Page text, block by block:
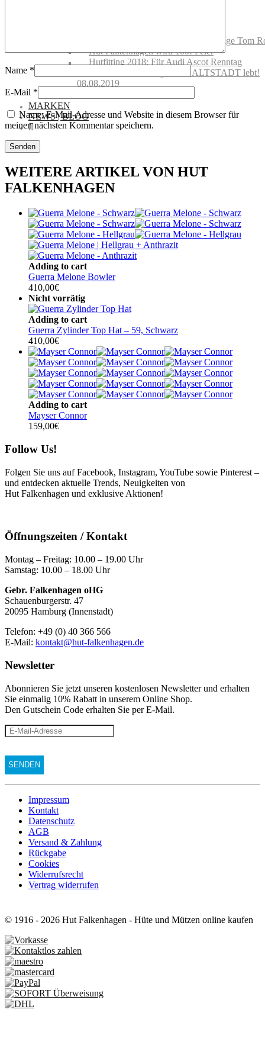
Hut Falkenhagen wird 100! Vernissage Tom
Hut Falkenhagen wird 100! Feier
Hutfitting 2018: Für Audi Ascot Renntag
Offizielle Eröffnung – DIE ALTSTADT lebt!
08.08.2019
MARKEN
NEWS | BLOG
Name *
E-Mail *
Name, E-Mail-Adresse und Website in diesem Browser für
meinen nächsten Kommentar speichern.
WEITERE ARTIKEL VON HUT
FALKENHAGEN
Adding to cart
Guerra Melone Bowler
410,00€
Nicht vorrätig
Adding to cart
Guerra Zylinder Top Hat – 59, Schwarz
410,00€
Adding to cart
Mayser Connor
159,00€
Follow Us!
Folgen Sie uns auf Facebook, Instagram, YouTube sowie Pinterest –
und entdecken aktuelle Trends, Neuigkeiten von
Hut Falkenhagen und exklusive Aktionen!
Öffnungszeiten / Kontakt
Montag – Freitag: 10.00 – 19.00 Uhr
Samstag: 10.00 – 18.00 Uhr
Gebr. Falkenhagen oHG
Schauenburgerstr. 47
20095 Hamburg (Innenstadt)
Telefon: +49 (0) 40 366 566
E-Mail: kontakt@hut-falkenhagen.de
Newsletter
Abonnieren Sie jetzt unseren kostenlosen Newsletter und erhalten
Sie einmalig 10% Rabatt in unserem Online Shop.
Den Gutschein Code erhalten Sie per E-Mail.
Impressum
Kontakt
Datenschutz
AGB
Versand & Zahlung
Rückgabe
Cookies
Widerrufsrecht
Vertrag widerrufen
© 1916 - 2026 Hut Falkenhagen - Hüte und Mützen online kaufen